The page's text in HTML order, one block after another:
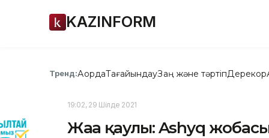
KAZINFORM
Тренд:АқордаТағайындауЗаң және тәртіпДерекқор
19:02, 29 Шілде 2021
Жаңа қаулы: Ashyq